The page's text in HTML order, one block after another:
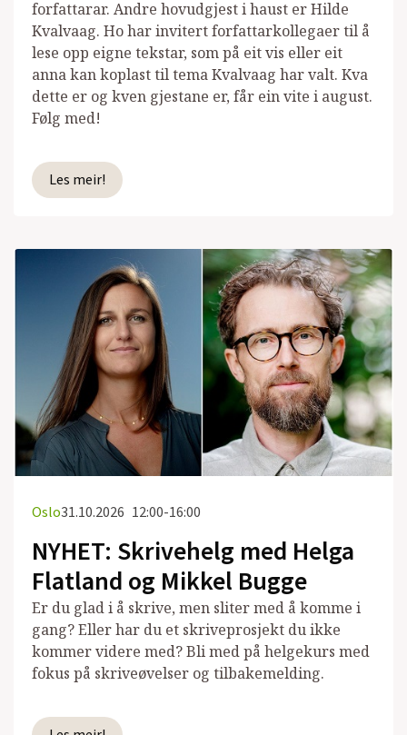
forfattarar. Andre hovudgjest i haust er Hilde
Kvalvaag. Ho har invitert forfattarkollegaer til å
lese opp eigne tekstar, som på eit vis eller eit
anna kan koplast til tema Kvalvaag har valt. Kva
dette er og kven gjestane er, får ein vite i august.
Følg med!
Les meir!
Oslo31.10.2026 12:00-16:00
NYHET: Skrivehelg med Helga
Flatland og Mikkel Bugge
Er du glad i å skrive, men sliter med å komme i
gang? Eller har du et skriveprosjekt du ikke
kommer videre med? Bli med på helgekurs med
fokus på skriveøvelser og tilbakemelding.